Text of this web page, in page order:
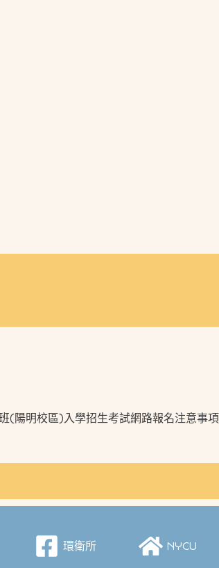
(陽明校區)入學招生考試網路報名注意事項
環衛所 NYCU